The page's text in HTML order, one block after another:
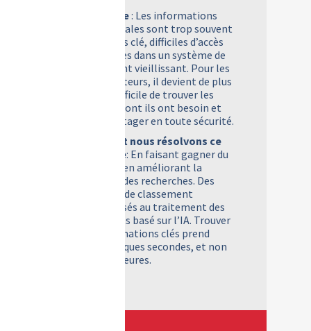
Challenge: Les informations
commerciales sont trop souvent
mises sous clé, difficiles d’accès
ou enfouies dans un système de
classement vieillissant. Pour les
collaborateurs, il devient de plus
en plus difficile de trouver les
données dont ils ont besoin et
de les partager en toute sécurité.
Comment nous résolvons ce
problème: En faisant gagner du
temps et en améliorant la
précision des recherches. Des
systèmes de classement
automatisés au traitement des
documents basé sur l’IA. Trouver
des informations clés prend
alors quelques secondes, et non
plus des heures.